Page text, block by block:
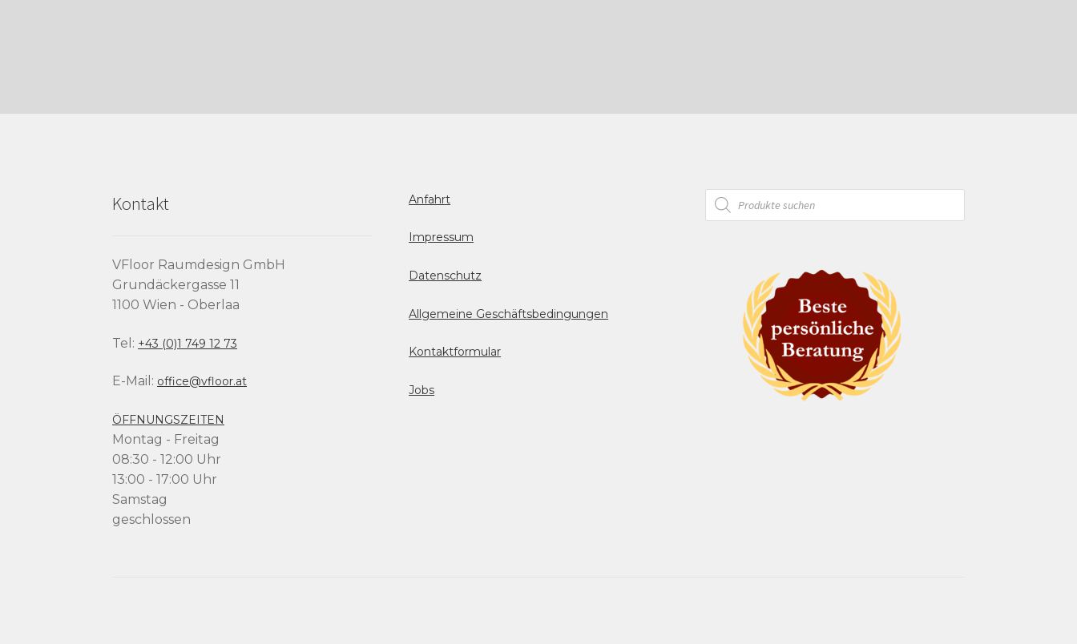
Kontakt
VFloor Raumdesign GmbH
Grundäckergasse 11
1100 Wien - Oberlaa
Tel: +43 (0)1 749 12 73
E-Mail: office@vfloor.at
ÖFFNUNGSZEITEN
Montag - Freitag
08:30 - 12:00 Uhr
13:00 - 17:00 Uhr
Samstag
geschlossen
Anfahrt
Impressum
Datenschutz
Allgemeine Geschäftsbedingungen
Kontaktformular
Jobs
Products
search